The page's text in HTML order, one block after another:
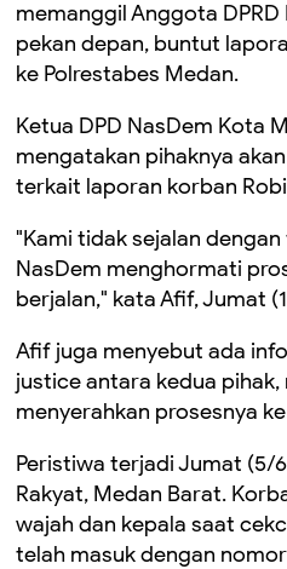
memanggil Anggota DPRD
pekan depan, buntut
ke Polrestabes Medan.
Ketua DPD NasDem Kota
mengatakan pihaknya
terkait laporan korban
"Kami tidak sejalan
NasDem menghormati
berjalan," kata Afif, Jumat
Afif juga menyebut ada
justice antara kedua
menyerahkan prosesnya
Peristiwa terjadi Jumat (5/
Rakyat, Medan Barat.
wajah dan kepala saat
telah masuk dengan